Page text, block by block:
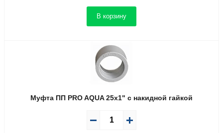
В корзину
Муфта ПП PRO AQUA 25x1" с накидной гайкой